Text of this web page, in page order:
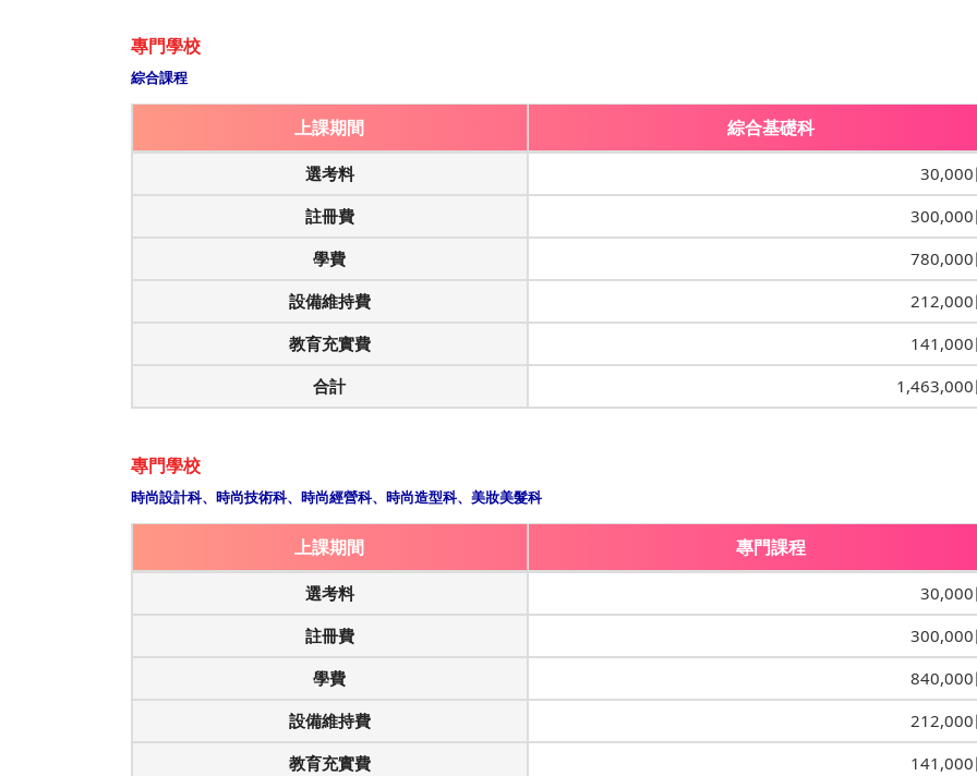
專門學校
綜合課程
上課期間 綜合基礎科
選考料
30,000
註冊費
300,000
學費
780,000
設備維持費
212,000
教育充實費
141,000
合計
1,463,000
專門學校
時尚設計科、時尚技術科、時尚經營科、時尚造型科、美妝美髮科
上課期間 專門課程
選考料
30,000
註冊費
300,000
學費
840,000
設備維持費
212,000
教育充實費
141,000